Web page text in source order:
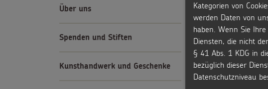
Über uns
Spenden und Stiften
Kunsthandwerk und Geschenke
Kategorien von
werden Daten von
haben. Wenn Sie
Diensten, die nicht
§ 41 Abs. 1 KDG in
bezüglich dieser
Datenschutzniveau